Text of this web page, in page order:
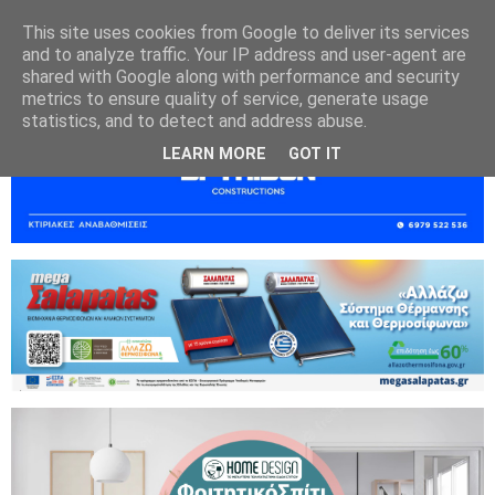
This site uses cookies from Google to deliver its services
and to analyze traffic. Your IP address and user-agent are
shared with Google along with performance and security
metrics to ensure quality of service, generate usage
statistics, and to detect and address abuse.
LEARN MORE GOT IT